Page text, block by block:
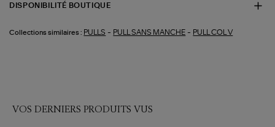
DISPONIBILITÉ BOUTIQUE
Collections similaires : PULLS - PULL SANS MANCHE - PULL COL V
VOS DERNIERS PRODUITS VUS